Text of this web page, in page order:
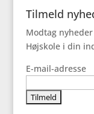
Tilmeld
Modtag
Højskole i din
E-mail-adresse